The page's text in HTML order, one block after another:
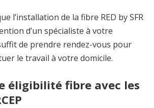
l’installation de la fibre RED by SFR
d’un spécialiste à votre
de prendre rendez-vous pour
le travail à votre domicile.
éligibilité fibre avec les